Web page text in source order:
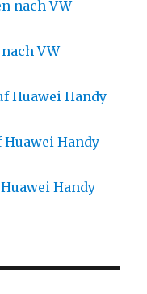
nach VW
VW
Huawei Handy
Huawei Handy
Handy